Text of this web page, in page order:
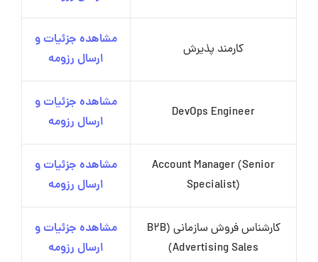
کارمند پذیرش
مشاهده جزئیات و
ارسال رزومه
DevOps Engineer
مشاهده جزئیات و
ارسال رزومه
Account Manager (Senior
Specialist)
مشاهده جزئیات و
ارسال رزومه
کارشناس فروش سازمانی (B2B
Advertising Sales)
مشاهده جزئیات و
ارسال رزومه